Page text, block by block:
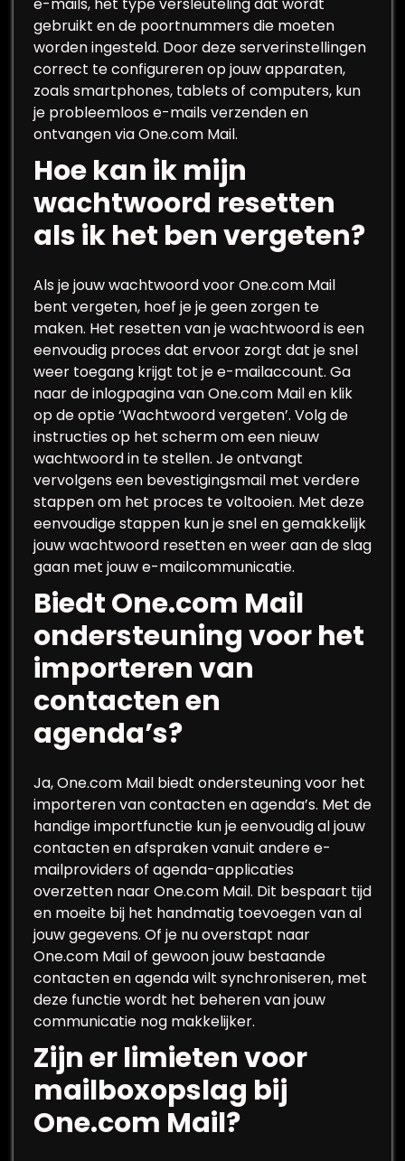
gebruikt en de poortnummers die moeten
worden ingesteld. Door deze serverinstellingen
correct te configureren op jouw apparaten,
zoals smartphones, tablets of computers, kun
je probleemloos e-mails verzenden en
ontvangen via One.com Mail.
Hoe kan ik mijn
wachtwoord resetten
als ik het ben vergeten?
Als je jouw wachtwoord voor One.com Mail
bent vergeten, hoef je je geen zorgen te
maken. Het resetten van je wachtwoord is een
eenvoudig proces dat ervoor zorgt dat je snel
weer toegang krijgt tot je e-mailaccount. Ga
naar de inlogpagina van One.com Mail en klik
op de optie ‘Wachtwoord vergeten’. Volg de
instructies op het scherm om een nieuw
wachtwoord in te stellen. Je ontvangt
vervolgens een bevestigingsmail met verdere
stappen om het proces te voltooien. Met deze
eenvoudige stappen kun je snel en gemakkelijk
jouw wachtwoord resetten en weer aan de slag
gaan met jouw e-mailcommunicatie.
Biedt One.com Mail
ondersteuning voor het
importeren van
contacten en
agenda’s?
Ja, One.com Mail biedt ondersteuning voor het
importeren van contacten en agenda’s. Met de
handige importfunctie kun je eenvoudig al jouw
contacten en afspraken vanuit andere e-
mailproviders of agenda-applicaties
overzetten naar One.com Mail. Dit bespaart tijd
en moeite bij het handmatig toevoegen van al
jouw gegevens. Of je nu overstapt naar
One.com Mail of gewoon jouw bestaande
contacten en agenda wilt synchroniseren, met
deze functie wordt het beheren van jouw
communicatie nog makkelijker.
Zijn er limieten voor
mailboxopslag bij
One.com Mail?